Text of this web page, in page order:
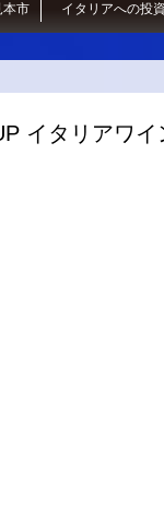
本市 イタリアへの投
イタリアワ